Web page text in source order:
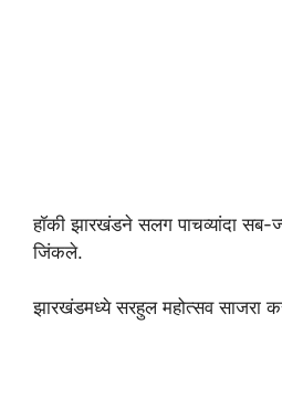
हॉकी झारखंडने सलग पाचव्यांदा सब-
जिंकले.
झारखंडमध्ये सरहुल महोत्सव साजरा